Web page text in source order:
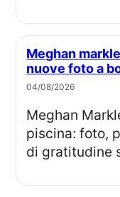
Meghan markle festeggia 45 anni con
nuove foto a
04/08/2026
Meghan Markle festeggia 45 anni in
piscina: foto,
di gratitudine